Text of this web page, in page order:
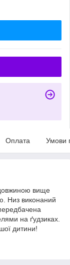
Оплата Умови
вище
Низ виконаний
на ґудзиках.
дитини!